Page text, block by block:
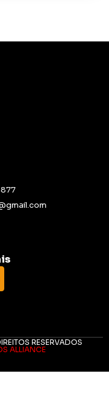
RESERVADOS
ALLIANCE